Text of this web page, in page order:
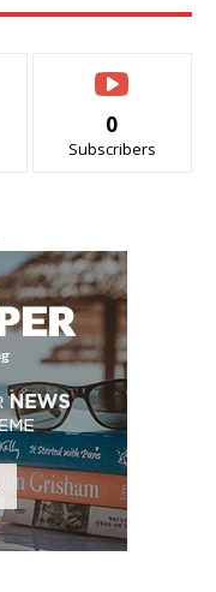
0
Subscribers